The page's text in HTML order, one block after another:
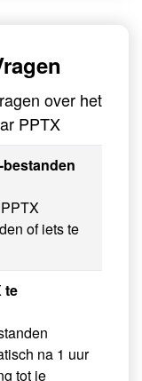
over het
PPTX
bestanden
of iets te
te
na 1 uur
tot je